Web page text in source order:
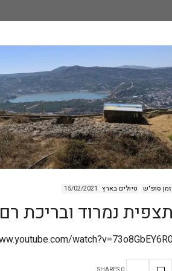
זמן סופ"ש טיולים בארץ 15/02/2021
נמרוד ובריכת רם